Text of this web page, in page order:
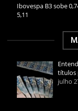
Ibovespa B3 sobe
5,11
títulos
julho